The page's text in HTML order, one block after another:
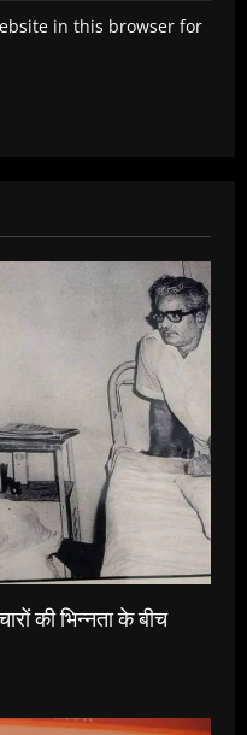
in this browser for
की भिन्नता के बीच